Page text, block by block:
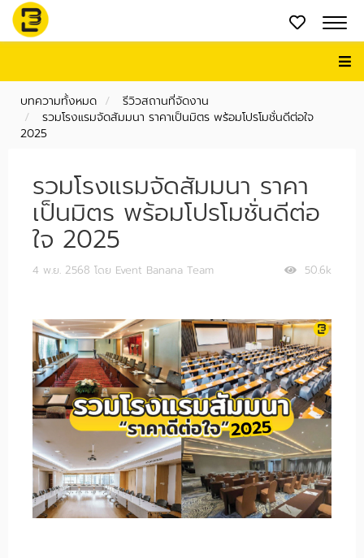
บทความทั้งหมด
รีวิวสถานที่จัดงาน
รวมโรงแรมจัดสัมมนา ราคาเป็นมิตร พร้อมโปรโมชั่นดีต่อใจ
2025
รวมโรงแรมจัดสัมมนา ราคา
เป็นมิตร พร้อมโปรโมชั่นดีต่อ
ใจ 2025
50.6k
4 พ.ย. 2568 โดย Event Banana Team